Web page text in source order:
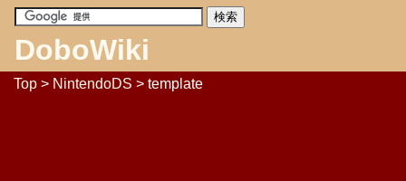
DoboWiki
Top > NintendoDS > template